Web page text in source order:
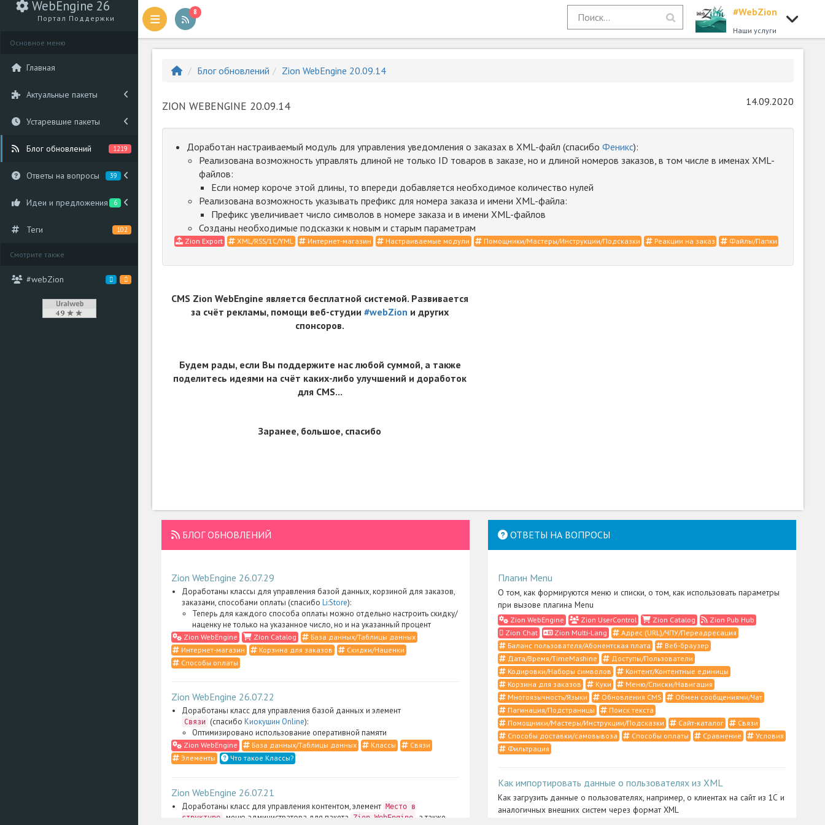
WebEngine 26
Портал Поддержки
Основное меню
Главная
Актуальные пакеты
Устаревшие пакеты
Блог обновлений 1219
Ответы на вопросы 39
Идеи и предложения 6
Теги 102
Смотрите также
#webZion
8 #WebZion
Наши услуги
Блог обновлений Zion WebEngine 20.09.14
ZION WEBENGINE 20.09.14 14.09.2020
Доработан настраиваемый модуль для управления уведомления о заказах в XML-файл (спасибо Феникс):
Реализована возможность управлять длиной не только ID товаров в заказе, но и длиной номеров заказов, в том числе в именах XML-
файлов:
Если номер короче этой длины, то впереди добавляется необходимое количество нулей
Реализована возможность указывать префикс для номера заказа и имени XML-файла:
Префикс увеличивает число символов в номере заказа и в имени XML-файлов
Созданы необходимые подсказки к новым и старым параметрам
Zion Export XML/RSS/1С/YML Интернет-магазин Настраиваемые модули Помощники/Мастеры/Инструкции/Подсказки Реакции на заказ Файлы/Папки
CMS Zion WebEngine является бесплатной системой. Развивается
за счёт рекламы, помощи веб-студии #webZion и других
спонсоров.
Будем рады, если Вы поддержите нас любой суммой, а также
поделитесь идеями на счёт каких-либо улучшений и доработок
для CMS...
Заранее, большое, спасибо
БЛОГ ОБНОВЛЕНИЙ
Zion WebEngine 26.07.29
Доработаны классы для управления базой данных, корзиной для заказов,
заказами, способами оплаты (спасибо Li:Store):
Теперь для каждого способа оплаты можно отдельно настроить скидку/
наценку не только на указанное число, но и на указанный процент
Zion WebEngine Zion Catalog
База данных/Таблицы данных
Интернет-магазин
Корзина для заказов
Скидки/Наценки
Способы оплаты
Zion WebEngine 26.07.22
Доработаны класс для управления базой данных и элемент
Связи (спасибо Киокушин Online):
Оптимизировано использование оперативной памяти
Zion WebEngine База данных/Таблицы данных Классы
Связи
Элементы
Что такое Классы?
Zion WebEngine 26.07.21
Доработаны класс для управления контентом, элемент Место в
структуре
, меню администратора для пакета Zion WebEngine
, а также
ОТВЕТЫ НА ВОПРОСЫ
Плагин Menu
О том, как формируются меню и списки, о том, как использовать параметры
при вызове плагина Menu
Zion WebEngine Zion UserControl Zion Catalog
Zion Pub Hub
Zion Chat
Zion Multi-Lang
Адрес (URL)/ЧПУ/Переадресация
Баланс пользователя/Абонентская плата
Веб-браузер
Дата/Время/TimeMashine
Доступы/Пользователи
Кодировки/Наборы символов
Контент/Контентные единицы
Корзина для заказов
Куки
Меню/Списки/Навигация
Многоязычность/Языки
Обновления CMS
Обмен сообщениями/Чат
Пагинация/Подстраницы
Поиск текста
Помощники/Мастеры/Инструкции/Подсказки
Сайт-каталог
Связи
Способы доставки/самовывоза
Способы оплаты Сравнение
Условия
Фильтрация
Как импортировать данные о пользователях из XML
Как загрузить данные о пользователях, например, о клиентах на сайт из 1С и
аналогичных внешних систем через формат XML